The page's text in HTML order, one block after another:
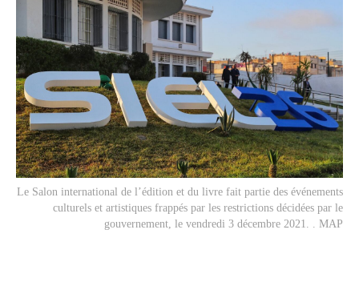
Le Salon international de l’édition et du livre fait partie des événements
culturels et artistiques frappés par les restrictions décidées par le
gouvernement, le vendredi 3 décembre 2021. . MAP